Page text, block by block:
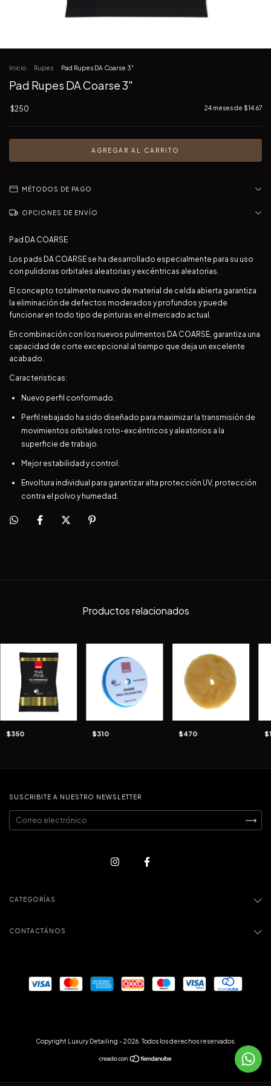
Inicio Rupes Pad Rupes DA Coarse 3"
Pad Rupes DA Coarse 3"
$250 24 meses de $14.67
MÉTODOS DE PAGO
OPCIONES DE ENVÍO
Pad DA COARSE
Los pads DA COARSE se ha desarrollado especialmente para su uso
con pulidoras orbitales aleatorias y excéntricas aleatorias.
El concepto totalmente nuevo de material de celda abierta garantiza
la eliminación de defectos moderados y profundos y puede
funcionar en todo tipo de pinturas en el mercado actual.
En combinación con los nuevos pulimentos DA COARSE, garantiza una
capacidad de corte excepcional al tiempo que deja un excelente
acabado.
Caracteristicas:
Nuevo perfil conformado.
Perfil rebajado ha sido diseñado para maximizar la transmisión de
movimientos orbitales roto-excéntricos y aleatorios a la
superficie de trabajo.
Mejor estabilidad y control.
Envoltura individual para garantizar alta protección UV, protección
contra el polvo y humedad.
Productos relacionados
$350 $310 $470
SUSCRIBITE A NUESTRO NEWSLETTER
CATEGORÍAS
CONTACTÁNOS
Copyright Luxury Detailing - 2026. Todos los derechos reservados.